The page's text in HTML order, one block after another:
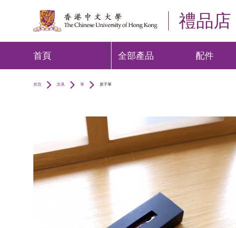
禮品店
首頁 全部產品 配件
首頁 文具 筆 原子筆